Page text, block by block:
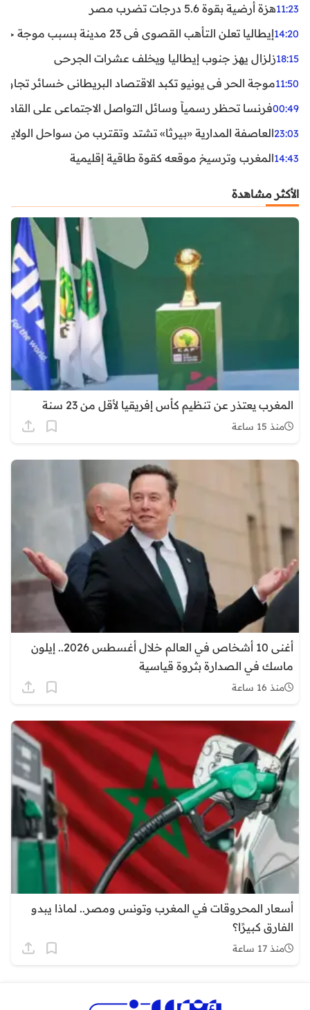
11:23هزة أرضية بقوة 5.6 درجات تضرب مصر
14:20إيطاليا تعلن التأهب القصوى في 23 مدينة بسبب موجة حر شديدة
18:15زلزال يهز جنوب إيطاليا ويخلف عشرات الجرحى
11:50موجة الحر في يونيو تكبد الاقتصاد البريطاني خسائر تجاوزت 1.5 مليار
00:49فرنسا تحظر رسمياً وسائل التواصل الاجتماعي على القاصرين
23:03العاصفة المدارية «بيرثا» تشتد وتقترب من سواحل
14:43المغرب وترسيخ موقعه كقوة طاقية إقليمية
الأكثر مشاهدة
المغرب يعتذر عن تنظيم كأس إفريقيا لأقل من 23 سنة
منذ 15 ساعة
أغنى 10 أشخاص في العالم خلال أغسطس 2026.. إيلون
ماسك في الصدارة بثروة قياسية
منذ 16 ساعة
أسعار المحروقات في المغرب وتونس ومصر.. لماذا يبدو
الفارق كبيرًا؟
منذ 17 ساعة